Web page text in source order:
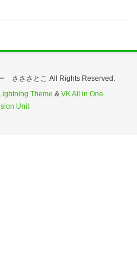
さささとこ All Rights Reserved.
Lightning Theme & VK All in One
Unit